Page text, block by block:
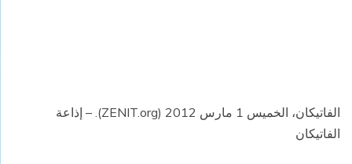
الفاتيكان، الخميس 1 مارس 2012 (ZENIT.org). – إذاعة
الفاتيكان